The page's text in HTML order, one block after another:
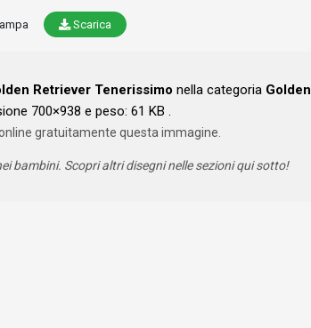
Scarica
Retriever Tenerissimo nella categoria Golden
700×938 e peso: 61 KB .
gratuitamente questa immagine.
bambini. Scopri altri disegni nelle sezioni qui sotto!